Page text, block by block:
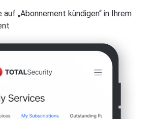
auf „Abonnement kündigen“ in Ihrem